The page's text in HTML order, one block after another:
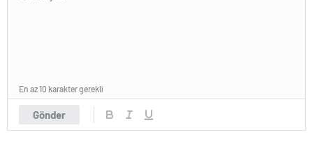
Gönder
En az 10 karakter gerekli